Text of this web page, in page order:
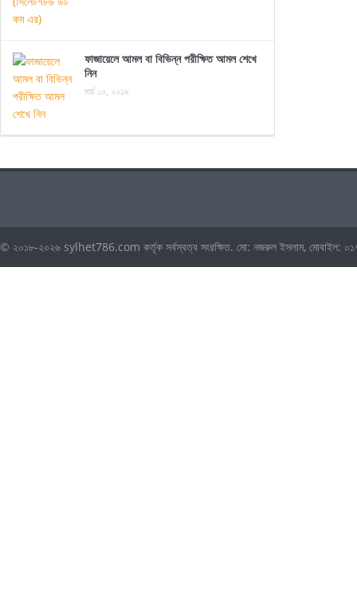
ফাজায়েলে আমল বা বিভিন্ন পরীক্ষিত আমল শেখে
নিন
মার্চ ১০, ২০১৯
© ২০১৮-২০২৬ sylhet786.com কর্তৃক সর্বস্বত্ব সংরক্ষিত. মো: নজরুল ইসলাম,